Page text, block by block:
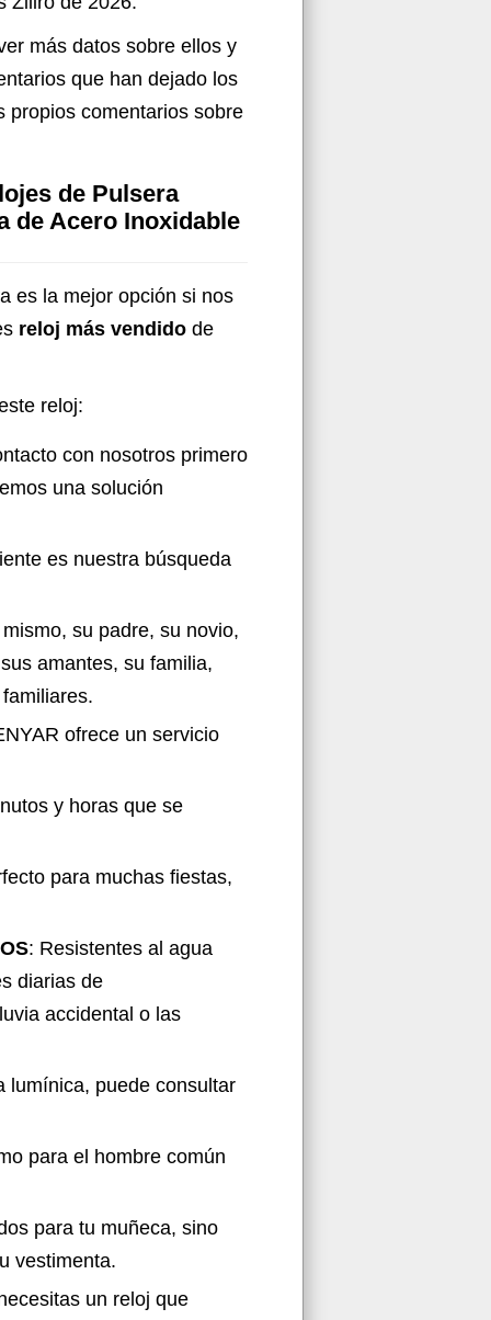
más datos sobre ellos y
que han dejado los
propios comentarios sobre
de Pulsera
de Acero Inoxidable
es la mejor opción si nos
reloj más vendido de
reloj:
con nosotros primero
una solución
es nuestra búsqueda
su padre, su novio,
amantes, su familia,
ofrece un servicio
y horas que se
para muchas fiestas,
: Resistentes al agua
diarias de
accidental o las
lumínica, puede consultar
para el hombre común
para tu muñeca, sino
vestimenta.
un reloj que